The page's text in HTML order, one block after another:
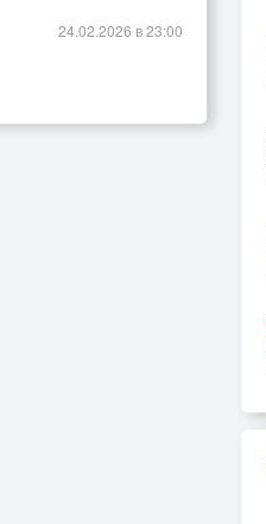
24.02.2026 в 23:00